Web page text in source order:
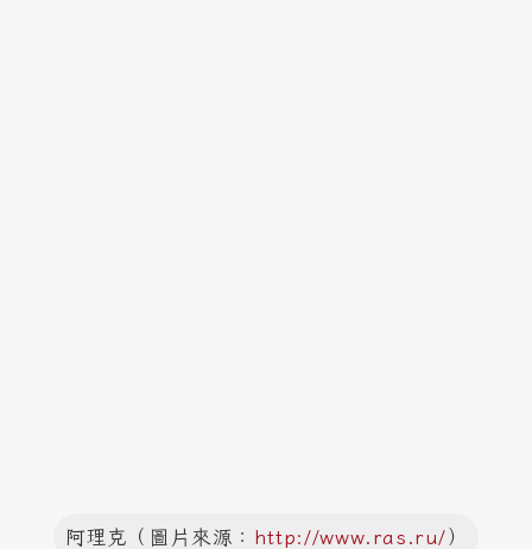
阿理克（圖片來源： http://www.ras.ru/）